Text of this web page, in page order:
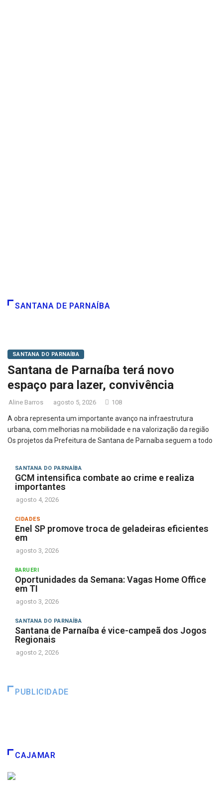
SANTANA DE PARNAÍBA
SANTANA DO PARNAÍBA
Santana de Parnaíba terá novo
espaço para lazer, convivência
Aline Barros agosto 5, 2026 108
A obra representa um importante avanço na infraestrutura
urbana, com melhorias na mobilidade e na valorização da região
Os projetos da Prefeitura de Santana de Parnaíba seguem a todo
SANTANA DO PARNAÍBA
GCM intensifica combate ao crime e realiza
importantes
agosto 4, 2026
CIDADES
Enel SP promove troca de geladeiras eficientes
em
agosto 3, 2026
BARUERI
Oportunidades da Semana: Vagas Home Office
em TI
agosto 3, 2026
SANTANA DO PARNAÍBA
Santana de Parnaíba é vice-campeã dos Jogos
Regionais
agosto 2, 2026
PUBLICIDADE
CAJAMAR